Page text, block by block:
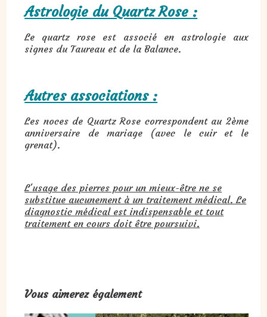
Astrologie du Quartz Rose :
Le quartz rose est associé en astrologie aux
signes du Taureau et de la Balance.
Autres associations :
Les noces de Quartz Rose correspondent au 2ème
anniversaire de mariage (avec le cuir et le
grenat).
L'usage des pierres pour un mieux-être ne se
substitue aucunement à un traitement médical. Le
diagnostic médical est indispensable et tout
traitement en cours doit être poursuivi.
Vous aimerez également